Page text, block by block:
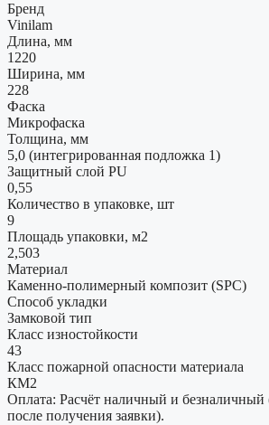
Бренд
Vinilam
Длина, мм
1220
Ширина, мм
228
Фаска
Микрофаска
Толщина, мм
5,0 (интегрированная подложка 1)
Защитный слой PU
0,55
Количество в упаковке, шт
9
Площадь упаковки, м2
2,503
Материал
Каменно-полимерный композит (SPC)
Способ укладки
Замковой тип
Класс изностойкости
43
Класс пожарной опасности материала
КМ2
Оплата: Расчёт наличный и безналичный
после получения заявки).